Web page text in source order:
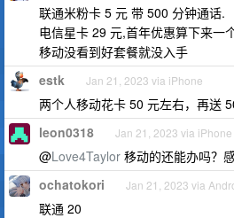
联通米粉卡 5 元 带 500 分钟通话.
电信星卡 29 元,首年优惠算下来一
移动没看到好套餐就没入手
estk Jan 21, 2023 via iPhone
两个人移动花卡 50 元左右，再送
leon0318 Jan 21, 2023 via iPhone
@Love4Taylor 移动的还能办吗？
ochatokori Jan 21, 2023 via
联通 20